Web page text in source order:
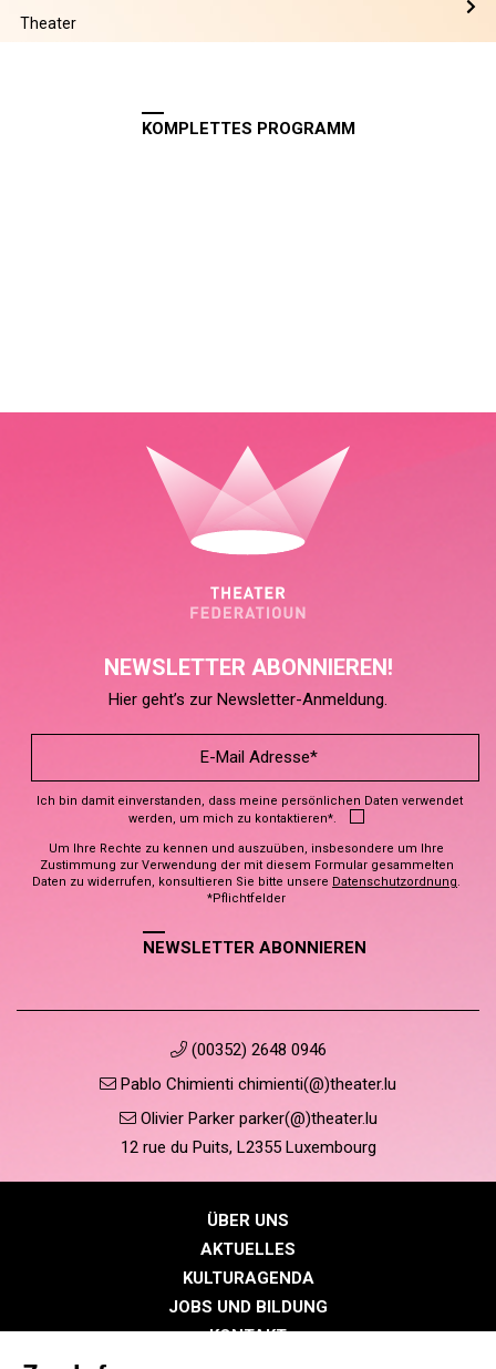
Theater
KOMPLETTES PROGRAMM
NEWSLETTER ABONNIEREN!
Hier geht’s zur Newsletter-Anmeldung.
Ich bin damit einverstanden, dass meine persönlichen Daten verwendet
werden, um mich zu kontaktieren*.
Um Ihre Rechte zu kennen und auszuüben, insbesondere um Ihre
Zustimmung zur Verwendung der mit diesem Formular gesammelten
Daten zu widerrufen, konsultieren Sie bitte unsere Datenschutzordnung.
*Pflichtfelder
NEWSLETTER ABONNIEREN
(00352) 2648 0946
Pablo Chimienti chimienti(@)theater.lu
Olivier Parker parker(@)theater.lu
12 rue du Puits, L2355 Luxembourg
ÜBER UNS
AKTUELLES
KULTURAGENDA
JOBS UND BILDUNG
KONTAKT